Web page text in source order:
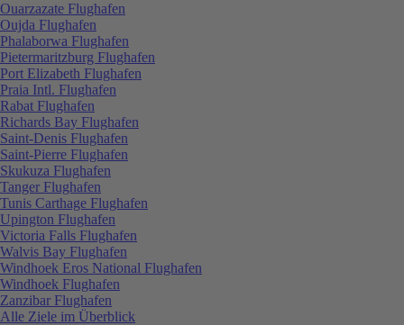
Ouarzazate Flughafen
Oujda Flughafen
Phalaborwa Flughafen
Pietermaritzburg Flughafen
Port Elizabeth Flughafen
Praia Intl. Flughafen
Rabat Flughafen
Richards Bay Flughafen
Saint-Denis Flughafen
Saint-Pierre Flughafen
Skukuza Flughafen
Tanger Flughafen
Tunis Carthage Flughafen
Upington Flughafen
Victoria Falls Flughafen
Walvis Bay Flughafen
Windhoek Eros National Flughafen
Windhoek Flughafen
Zanzibar Flughafen
Alle Ziele im Überblick